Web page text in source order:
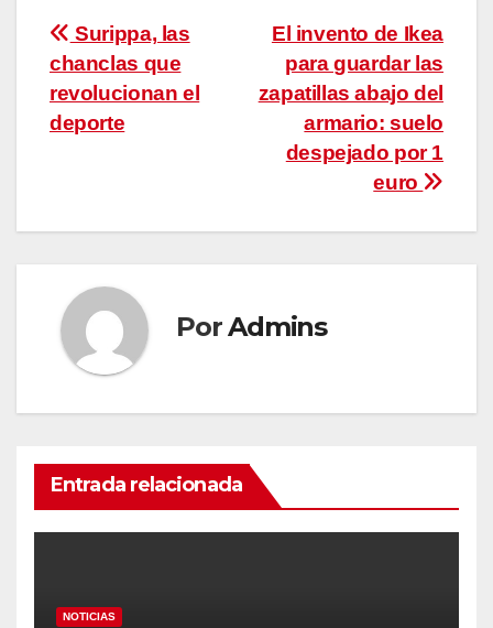
Navegación
de
entradas
El invento de Ikea
para guardar las
zapatillas abajo del
armario: suelo
despejado por 1
euro
Surippa, las
chanclas que
revolucionan el
deporte
PorAdmins
Entrada relacionada
NOTICIAS